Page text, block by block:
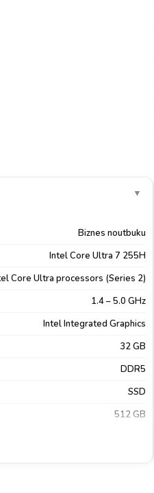
▼
Biznes noutbuku
Intel Core Ultra 7 255H
Core Ultra processors (Series 2)
1.4 – 5.0 GHz
Intel Integrated Graphics
32 GB
DDR5
SSD
512 GB